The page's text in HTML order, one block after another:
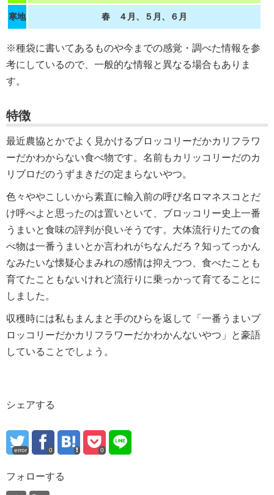
寒地 春 ４月、５月、６月
※種袋に書いてあるものや今までの感覚・調べた情報を参
考にしているので、一般的な情報と異なる場合もありま
す。
特徴
最近農協とかでよく見かけるブロッコリーだかカリフラワ
ーだかわからない食べ物です。名前もカリッコリーだのカ
リブロだのうずまきだの定まらないやつ。
色々ややこしいから素直に輸入前の呼び名ロマネスコとだ
け呼べよと思ったのは置いといて、ブロッコリー史上一番
うまいと食味の評判が良いそうです。大体流行りたての食
べ物は一番うまいとか言われがちなんだろ？知ってっかん
なみたいな懐疑心まみれの感情は抑えつつ、食べたことも
育てたこともないけれど流行りに乗っかって育てることに
しました。
収穫時には私もまんまと手のひらを返して「一番うまいブ
ロッコリーだかカリフラワーだかわかんないやつ」と豪語
していることでしょう。
シェアする
error 0 0
フォローする